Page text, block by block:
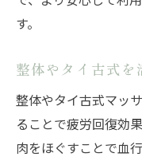
す。
整体やタイ古式を
整体やタイ古式マッ
ることで疲労回復効
肉をほぐすことで血